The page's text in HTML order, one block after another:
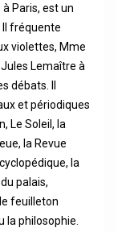
Paris, est un
fréquente
violettes, Mme
Lemaître à
débats. Il
et périodiques
Le Soleil, la
la Revue
la
palais,
feuilleton
la philosophie.